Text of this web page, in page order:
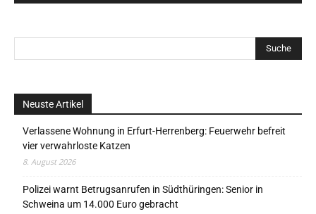
Neuste Artikel
Verlassene Wohnung in Erfurt-Herrenberg: Feuerwehr befreit
vier verwahrloste Katzen
8. August 2026
Polizei warnt Betrugsanrufen in Südthüringen: Senior in
Schweina um 14.000 Euro gebracht